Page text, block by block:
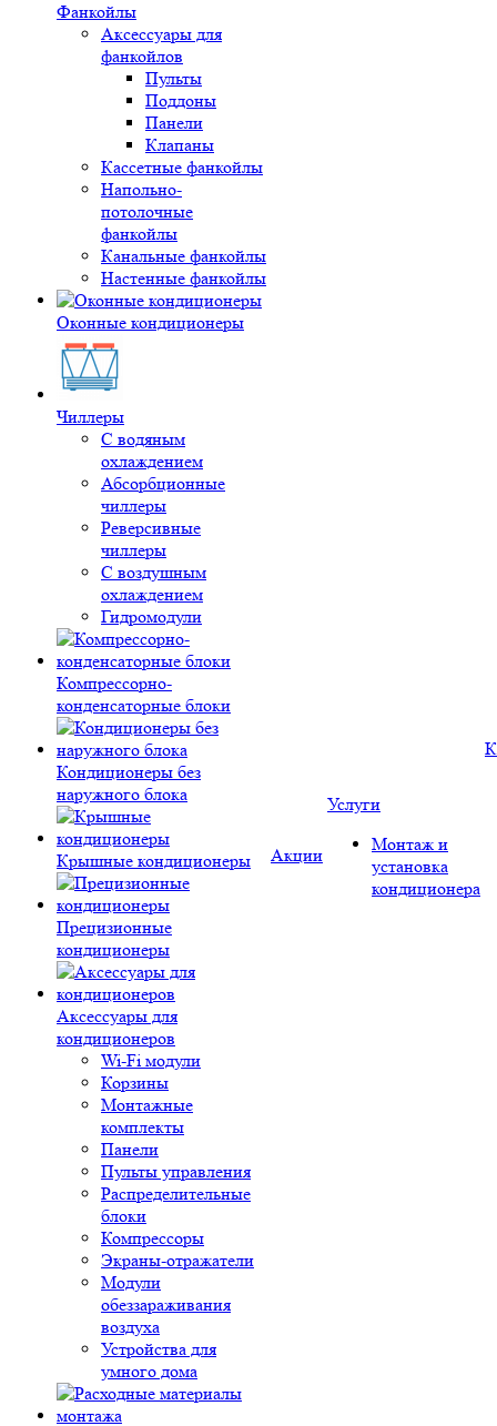
Фанкойлы
Аксессуары для
фанкойлов
Пульты
Поддоны
Панели
Клапаны
Кассетные фанкойлы
Напольно-
потолочные
фанкойлы
Канальные фанкойлы
Настенные фанкойлы
Оконные кондиционеры
Чиллеры
С водяным
охлаждением
Абсорбционные
чиллеры
Реверсивные
чиллеры
С воздушным
охлаждением
Гидромодули
Компрессорно-
конденсаторные блоки
Кондиционеры без
наружного блока
Крышные кондиционеры
Прецизионные
кондиционеры
Аксессуары для
кондиционеров
Wi-Fi модули
Корзины
Монтажные
комплекты
Панели
Пульты управления
Распределительные
блоки
Компрессоры
Экраны-отражатели
Модули
обеззараживания
воздуха
Устройства для
умного дома
Акции
Услуги
Монтаж и
установка
кондиционера